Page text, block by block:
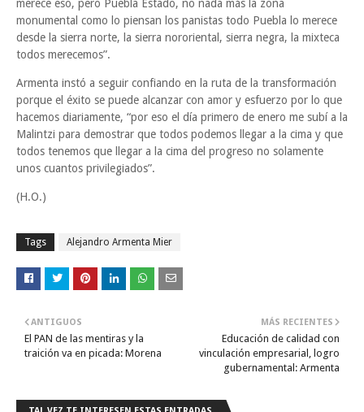
merece eso, pero Puebla Estado, no nada más la zona
monumental como lo piensan los panistas todo Puebla lo merece
desde la sierra norte, la sierra nororiental, sierra negra, la mixteca
todos merecemos”.
Armenta instó a seguir confiando en la ruta de la transformación
porque el éxito se puede alcanzar con amor y esfuerzo por lo que
hacemos diariamente, “por eso el día primero de enero me subí a la
Malintzi para demostrar que todos podemos llegar a la cima y que
todos tenemos que llegar a la cima del progreso no solamente
unos cuantos privilegiados”.
(H.O.)
Tags Alejandro Armenta Mier
MÁS RECIENTES
Educación de calidad con
vinculación empresarial, logro
gubernamental: Armenta
ANTIGUOS
El PAN de las mentiras y la
traición va en picada: Morena